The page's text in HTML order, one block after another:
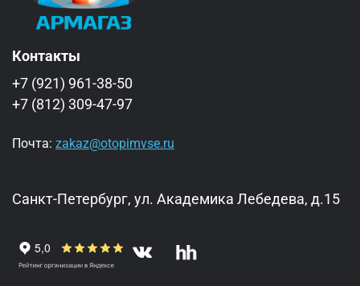
Контакты
+7 (921) 961-38-50
+7 (812) 309-47-97
Почта: zakaz@otopimvse.ru
Санкт-Петербург, ул. Академика Лебедева, д.15